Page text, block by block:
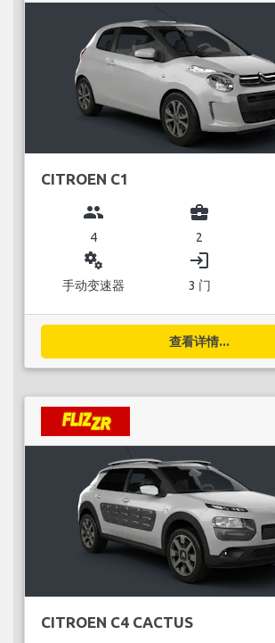
CITROEN C1
group
4
business_center
2
miscellaneous_services
手动变速器
login
3 门
查看详情...
CITROEN C4 CACTUS